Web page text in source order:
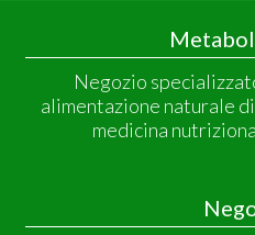
Negozio
alimentazione naturale
medicina